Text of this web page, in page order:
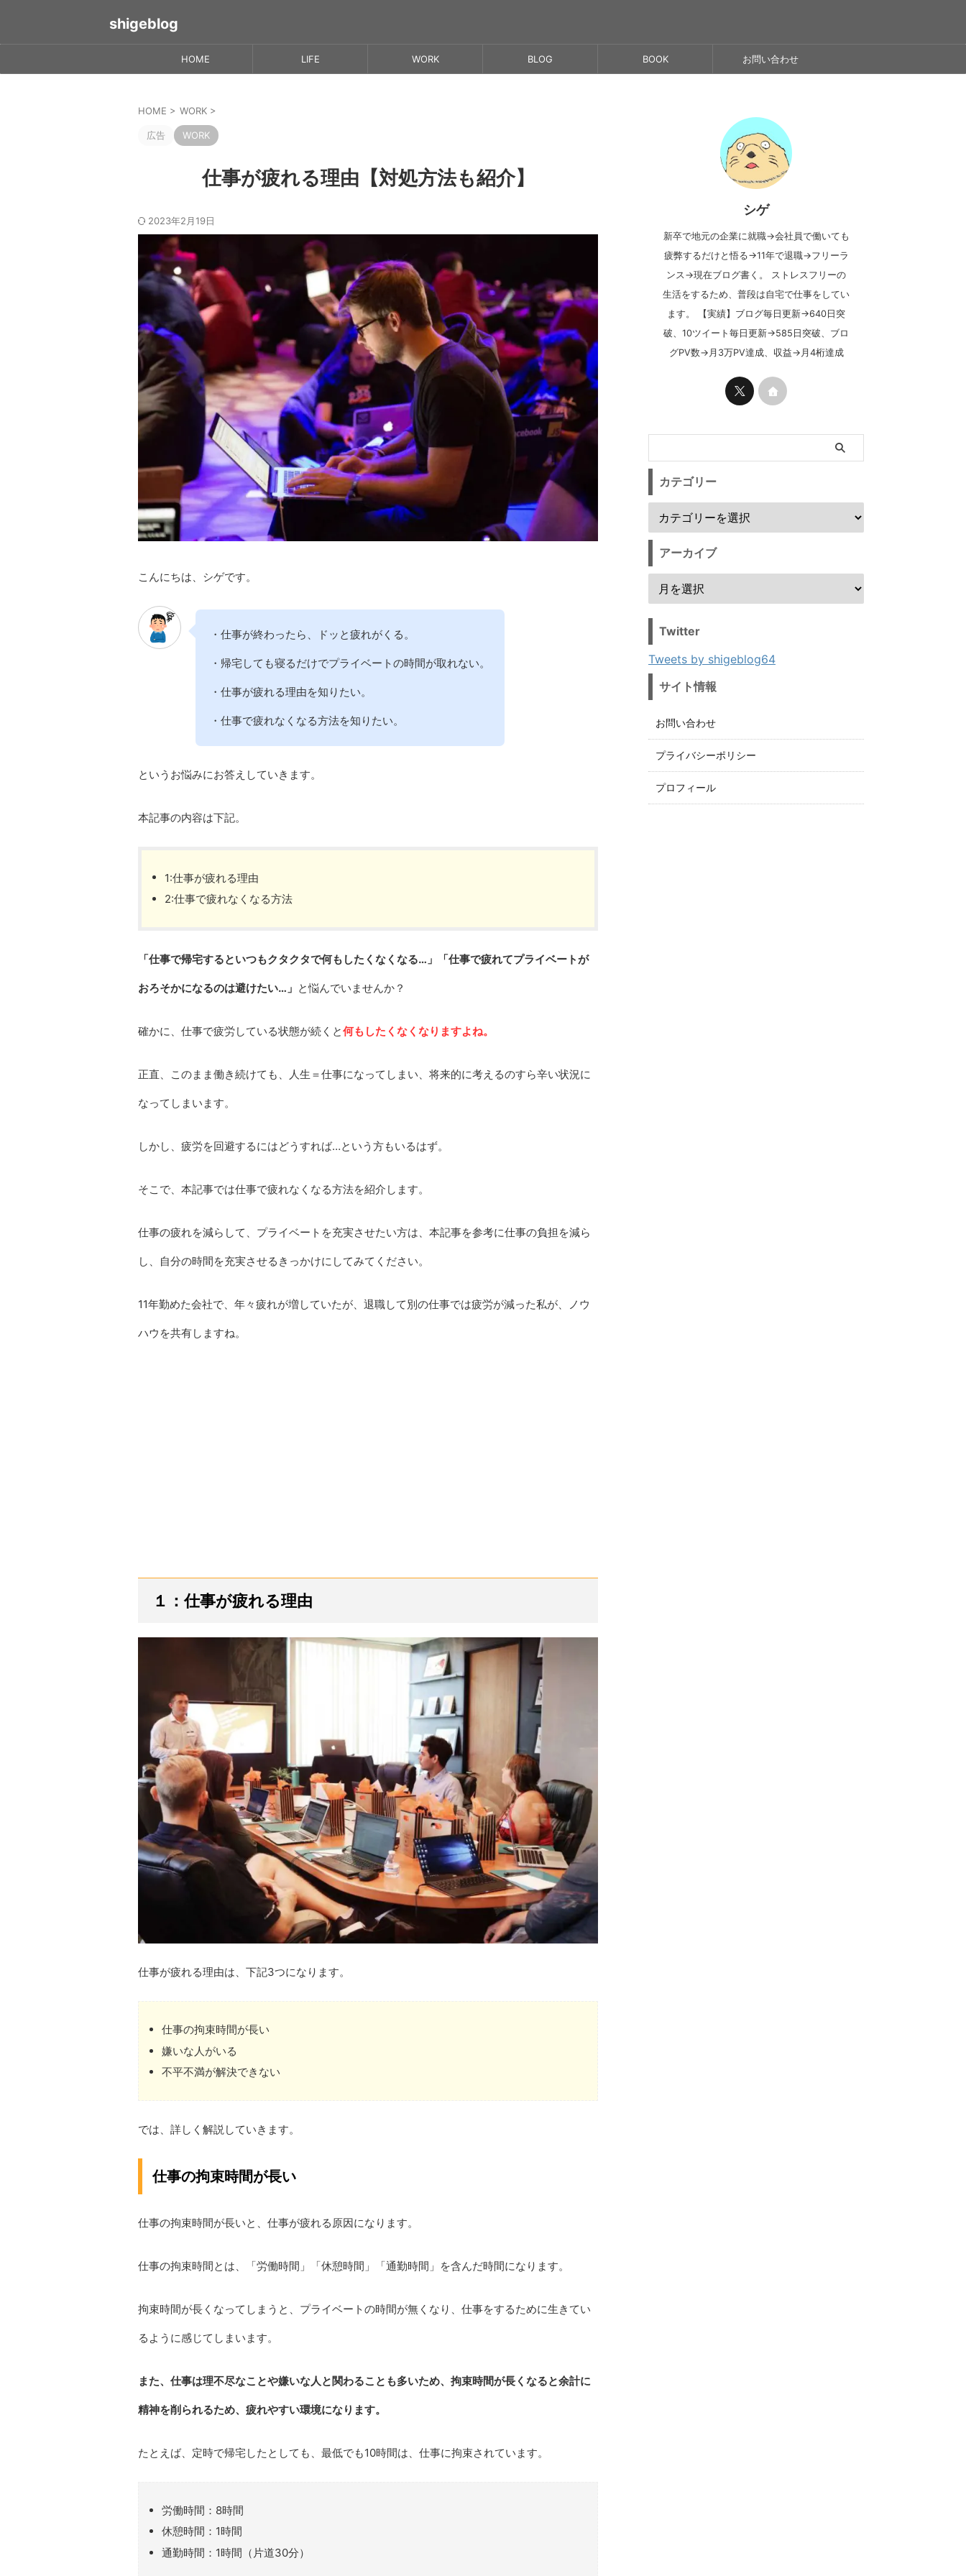
shigeblog
HOME LIFE WORK BLOG BOOK お問い合わせ
HOME > WORK >
広告 WORK
仕事が疲れる理由【対処方法も紹介】
2023年2月19日
こんにちは、シゲです。
・仕事が終わったら、ドッと疲れがくる。
・帰宅しても寝るだけでプライベートの時間が取れない。
・仕事が疲れる理由を知りたい。
・仕事で疲れなくなる方法を知りたい。
というお悩みにお答えしていきます。
本記事の内容は下記。
1:仕事が疲れる理由
2:仕事で疲れなくなる方法
「仕事で帰宅するといつもクタクタで何もしたくなくなる…」「仕事で疲れてプライベートが
おろそかになるのは避けたい…」 と悩んでいませんか？
確かに、仕事で疲労している状態が続くと何もしたくなくなりますよね。
正直、このまま働き続けても、人生＝仕事になってしまい、将来的に考えるのすら辛い状況に
なってしまいます。
しかし、疲労を回避するにはどうすれば…という方もいるはず。
そこで、本記事では仕事で疲れなくなる方法を紹介します。
仕事の疲れを減らして、プライベートを充実させたい方は、本記事を参考に仕事の負担を減ら
し、自分の時間を充実させるきっかけにしてみてください。
11年勤めた会社で、年々疲れが増していたが、退職して別の仕事では疲労が減った私が、ノウ
ハウを共有しますね。
１：仕事が疲れる理由
仕事が疲れる理由は、下記3つになります。
仕事の拘束時間が長い
嫌いな人がいる
不平不満が解決できない
では、詳しく解説していきます。
仕事の拘束時間が長い
仕事の拘束時間が長いと、仕事が疲れる原因になります。
仕事の拘束時間とは、「労働時間」「休憩時間」「通勤時間」を含んだ時間になります。
拘束時間が長くなってしまうと、プライベートの時間が無くなり、仕事をするために生きてい
るように感じてしまいます。
また、仕事は理不尽なことや嫌いな人と関わることも多いため、拘束時間が長くなると余計に
精神を削られるため、疲れやすい環境になります。
たとえば、定時で帰宅したとしても、最低でも10時間は、仕事に拘束されています。
労働時間：8時間
休憩時間：1時間
通勤時間：1時間（片道30分）
シゲ
新卒で地元の企業に就職→会社員で働いても
疲弊するだけと悟る→11年で退職→フリーラ
ンス→現在ブログ書く。 ストレスフリーの
生活をするため、普段は自宅で仕事をしてい
ます。 【実績】ブログ毎日更新→640日突
破、10ツイート毎日更新→585日突破、ブロ
グPV数→月3万PV達成、収益→月4桁達成
カテゴリー
アーカイブ
Twitter
Tweets by shigeblog64
サイト情報
お問い合わせ
プライバシーポリシー
プロフィール